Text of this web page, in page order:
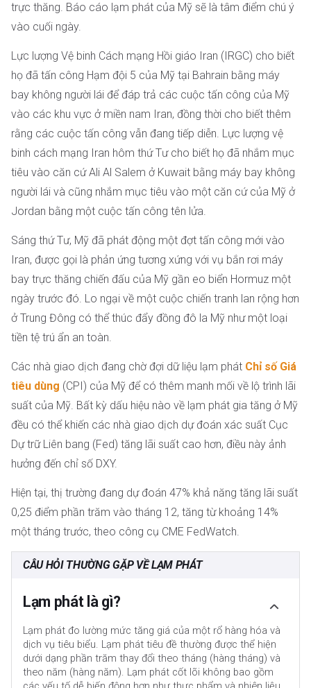
trực thăng. Báo cáo lạm phát của Mỹ sẽ là tâm điểm chú ý
vào cuối ngày.
Lực lượng Vệ binh Cách mạng Hồi giáo Iran (IRGC) cho biết
họ đã tấn công Hạm đội 5 của Mỹ tại Bahrain bằng máy
bay không người lái để đáp trả các cuộc tấn công của Mỹ
vào các khu vực ở miền nam Iran, đồng thời cho biết thêm
rằng các cuộc tấn công vẫn đang tiếp diễn. Lực lượng vệ
binh cách mạng Iran hôm thứ Tư cho biết họ đã nhắm mục
tiêu vào căn cứ Ali Al Salem ở Kuwait bằng máy bay không
người lái và cũng nhắm mục tiêu vào một căn cứ của Mỹ ở
Jordan bằng một cuộc tấn công tên lửa.
Sáng thứ Tư, Mỹ đã phát động một đợt tấn công mới vào
Iran, được gọi là phản ứng tương xứng với vụ bắn rơi máy
bay trực thăng chiến đấu của Mỹ gần eo biển Hormuz một
ngày trước đó. Lo ngại về một cuộc chiến tranh lan rộng hơn
ở Trung Đông có thể thúc đẩy đồng đô la Mỹ như một loại
tiền tệ trú ẩn an toàn.
Các nhà giao dịch đang chờ đợi dữ liệu lạm phát Chỉ số Giá
tiêu dùng (CPI) của Mỹ để có thêm manh mối về lộ trình lãi
suất của Mỹ. Bất kỳ dấu hiệu nào về lạm phát gia tăng ở Mỹ
đều có thể khiến các nhà giao dịch dự đoán xác suất Cục
Dự trữ Liên bang (Fed) tăng lãi suất cao hơn, điều này ảnh
hưởng đến chỉ số DXY.
Hiện tại, thị trường đang dự đoán 47% khả năng tăng lãi suất
0,25 điểm phần trăm vào tháng 12, tăng từ khoảng 14%
một tháng trước, theo công cụ CME FedWatch.
CÂU HỎI THƯỜNG GẶP VỀ LẠM PHÁT
Lạm phát là gì?
Lạm phát đo lường mức tăng giá của một rổ hàng hóa và
dịch vụ tiêu biểu. Lạm phát tiêu đề thường được thể hiện
dưới dạng phần trăm thay đổi theo tháng (hàng tháng) và
theo năm (hàng năm). Lạm phát cốt lõi không bao gồm